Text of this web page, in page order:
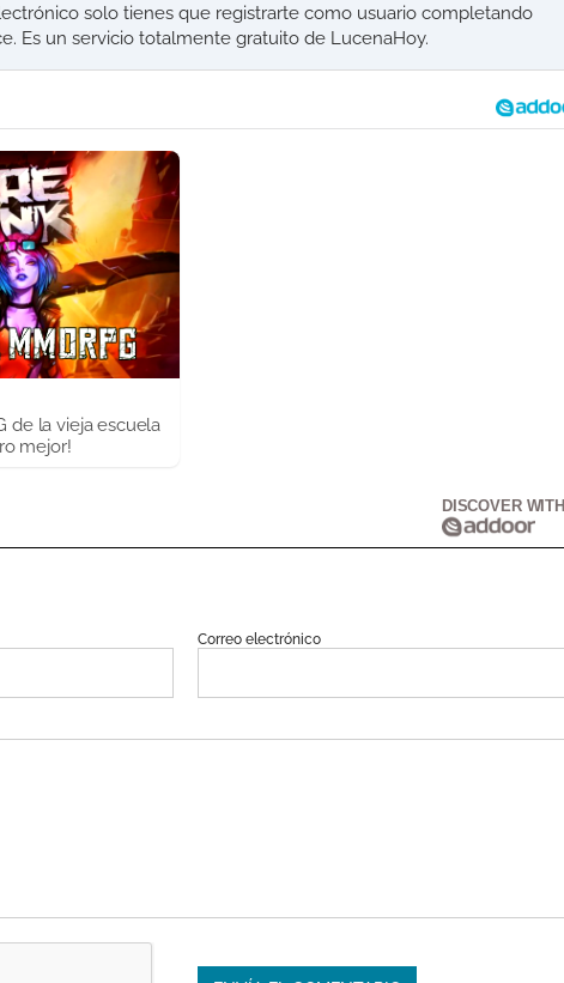
solo tienes que registrarte como usuario completando
Es un servicio totalmente gratuito de LucenaHoy.
de la vieja escuela
mejor!
DISCOVER WITH
Correo electrónico